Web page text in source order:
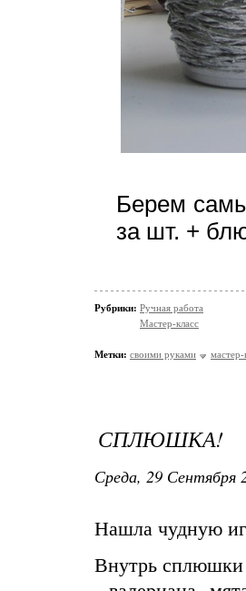
Берем
за шт. +
Рубрики: Ручная работа
Мастер-класс
Метки: своими руками мастер-
СПЛЮШКА!
Среда, 29 Сентября
Нашла чудную
Внутрь сплюшки